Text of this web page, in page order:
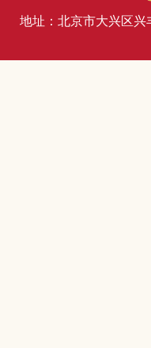
地址：北京市大兴区